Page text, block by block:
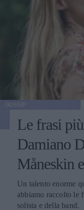
Le frasi
Damiano
Måneskin
Un talento enorme
abbiamo raccolto le
solista e della band.